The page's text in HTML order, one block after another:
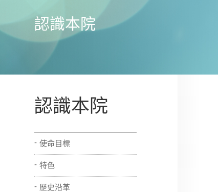
認識本院
認識本院
使命目標
特色
歷史沿革